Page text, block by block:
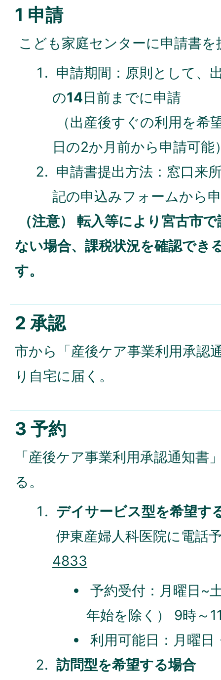
1 申請
こども家庭センターに申請書を
申請期間：原則として、
の14日前までに申請
（出産後すぐの利用を希
日の2か月前から申請可能
申請書提出方法：窓口来
記の申込みフォームから
（注意） 転入等により宮古市
ない場合、課税状況を確認でき
す。
2 承認
市から「産後ケア事業利用承認
り自宅に届く。
3 予約
「産後ケア事業利用承認通知書
る。
デイサービス型を希望す
伊東産婦人科医院に電話
4833
予約受付：月曜日~
年始を除く） 9時～
利用可能日：月曜日
訪問型を希望する場合